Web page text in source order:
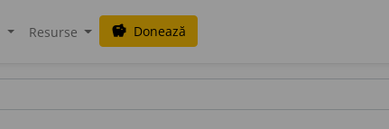
Resurse savings Donează